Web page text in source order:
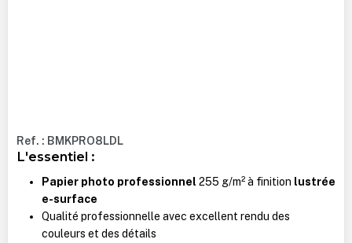
Ref. : BMKPRO8LDL
L'essentiel :
Papier photo professionnel 255 g/m² à finition lustrée
e-surface
Qualité professionnelle avec excellent rendu des
couleurs et des détails